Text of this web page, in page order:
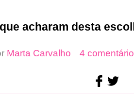
acharam desta
Marta Carvalho 4